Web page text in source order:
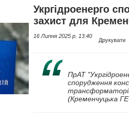
Укргідроенерго
захист для
16 Липня 2025 p. 13:40
Друкувати
ПрАТ
спорудження
(Кременчуцька